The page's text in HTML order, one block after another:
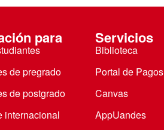
para
de pregrado
de postgrado
internacional
Servicios
Biblioteca
Portal de Pagos
Canvas
AppUandes